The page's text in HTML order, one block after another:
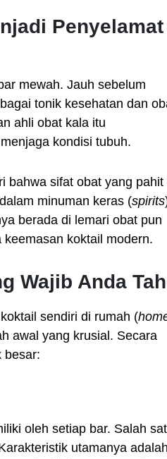
Penyelamat
mewah. Jauh sebelum
tonik kesehatan dan
ahli obat kala itu
kondisi tubuh.
bahwa sifat obat yang pahit
minuman keras (spirits
berada di lemari obat pun
koktail modern.
Wajib Anda
sendiri di rumah (
awal yang krusial. Secara
besar:
oleh setiap bar. Salah
utamanya adalah